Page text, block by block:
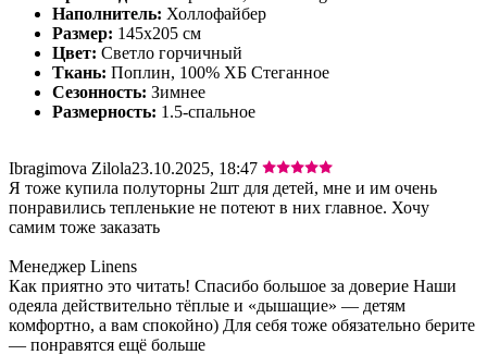
Наполнитель: Холлофайбер
Размер: 145х205 см
Цвет: Светло горчичный
Ткань: Поплин, 100% ХБ Стеганное
Сезонность: Зимнее
Размерность: 1.5-спальное
Ibragimova Zilola23.10.2025, 18:47
Я тоже купила полуторны 2шт для детей, мне и им очень
понравились тепленькие не потеют в них главное. Хочу
самим тоже заказать
Менеджер Linens
Как приятно это читать! Спасибо большое за доверие Наши
одеяла действительно тёплые и «дышащие» — детям
комфортно, а вам спокойно) Для себя тоже обязательно берите
— понравятся ещё больше